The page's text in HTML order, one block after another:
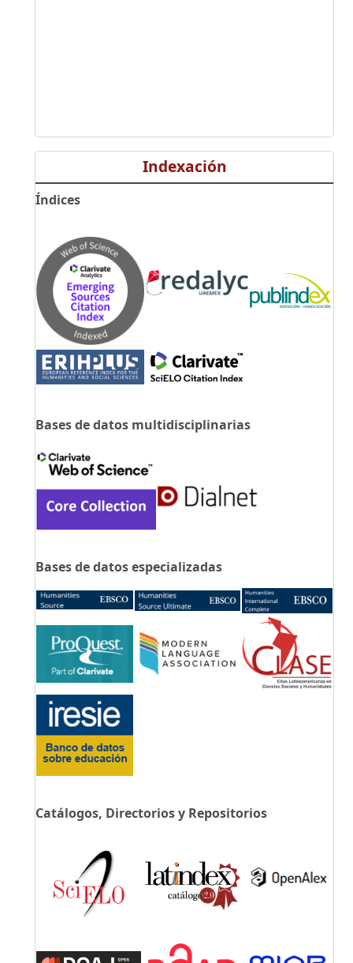
Indexación
Índices
Bases de datos multidisciplinarias
Bases de datos especializadas
Catálogos, Directorios y Repositorios